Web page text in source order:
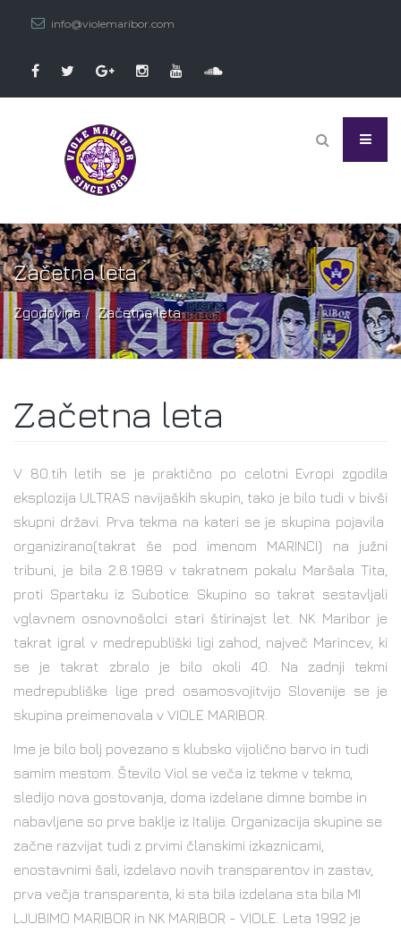
info@violemaribor.com
Začetna leta
Zgodovina Začetna leta
Začetna leta
V 80.tih letih se je praktično po celotni Evropi zgodila
eksplozija ULTRAS navijaških skupin, tako je bilo tudi v bivši
skupni državi. Prva tekma na kateri se je skupina pojavila
organizirano(takrat še pod imenom MARINCI) na južni
tribuni, je bila 2.8.1989 v takratnem pokalu Maršala Tita,
proti Spartaku iz Subotice. Skupino so takrat sestavljali
vglavnem osnovnošolci stari štirinajst let. NK Maribor je
takrat igral v medrepubliški ligi zahod, največ Marincev, ki
se je takrat zbralo je bilo okoli 40. Na zadnji tekmi
medrepubliške lige pred osamosvojitvijo Slovenije se je
skupina preimenovala v VIOLE MARIBOR.
Ime je bilo bolj povezano s klubsko vijolično barvo in tudi
samim mestom. Število Viol se veča iz tekme v tekmo,
sledijo nova gostovanja, doma izdelane dimne bombe in
nabavljene so prve baklje iz Italije. Organizacija skupine se
začne razvijat tudi z prvimi članskimi izkaznicami,
enostavnimi šali, izdelavo novih transparentov in zastav,
prva večja transparenta, ki sta bila izdelana sta bila MI
LJUBIMO MARIBOR in NK MARIBOR - VIOLE. Leta 1992 je